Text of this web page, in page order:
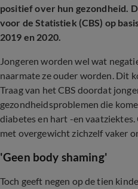
positief over hun gezondheid.
voor de Statistiek (CBS) op
2019 en 2020.
Jongeren worden wel wat
naarmate ze ouder worden. Dit
Traag van het CBS doordat
gezondheidsproblemen die
diabetes en hart -en
met overgewicht zichzelf vaker
'Geen body shaming'
Toch geeft negen op de tien